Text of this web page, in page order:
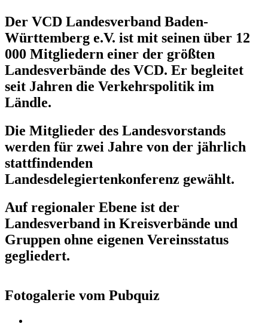
Der VCD Landesverband Baden-
Württemberg e.V. ist mit seinen über 12
000 Mitgliedern einer der größten
Landesverbände des VCD. Er begleitet
seit Jahren die Verkehrs­politik im
Ländle.
Die Mitglieder des Landesvorstands
werden für zwei Jahre von der jährlich
statt­findenden
Landesdelegiertenkonferenz gewählt.
Auf regionaler Ebene ist der
Landesverband in Kreisverbände und
Gruppen ohne eigenen Vereinsstatus
gegliedert.
Fotogalerie vom Pubquiz